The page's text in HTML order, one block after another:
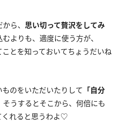
ら、 思い切って贅沢をしてみ
よりも、適度に使う方が、
ことを知っておいてちょうだいね
のをいただいたりして 「自分
うするとそこから、何倍にも
くれると思うわよ♡